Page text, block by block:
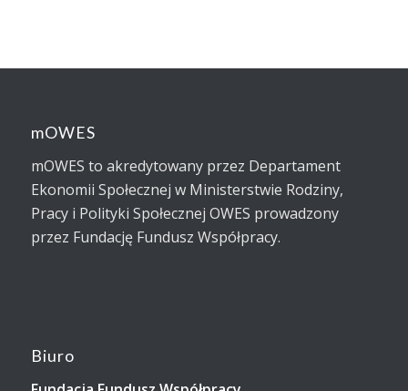
mOWES
mOWES to akredytowany przez Departament
Ekonomii Społecznej w Ministerstwie Rodziny,
Pracy i Polityki Społecznej OWES prowadzony
przez Fundację Fundusz Współpracy.
Biuro